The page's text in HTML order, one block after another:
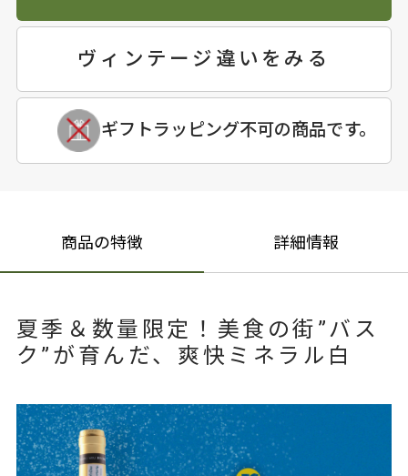
ヴィンテージ違いをみる
ギフトラッピング不可の商品です。
商品の特徴 詳細情報
夏季＆数量限定！美食の街”バス
ク”が育んだ、爽快ミネラル白